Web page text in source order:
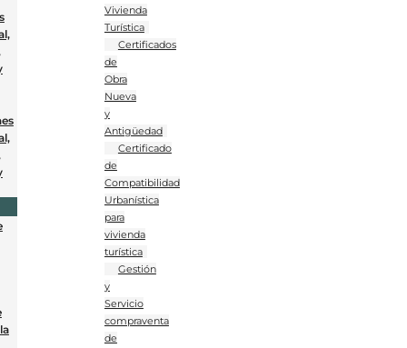
Vivienda
Turística
Certificados
de
Obra
Nueva
y
Antigüedad
Certificado
de
Compatibilidad
Urbanística
para
vivienda
turística
Gestión
y
Servicio
compraventa
de